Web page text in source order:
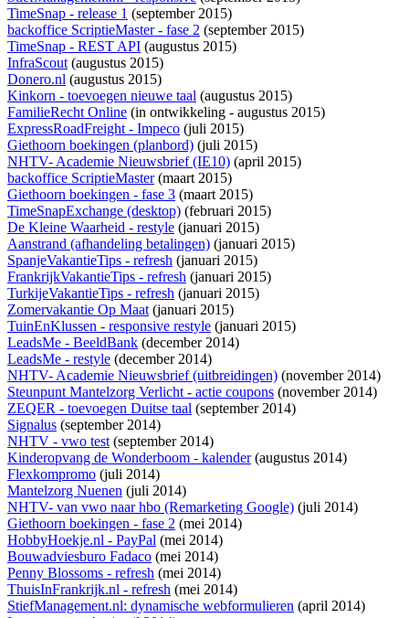
TimeSnap - release 1 (september 2015)
backoffice ScriptieMaster - fase 2 (september 2015)
TimeSnap - REST API (augustus 2015)
InfraScout(augustus 2015)
Donero.nl (augustus 2015)
Kinkorn - toevoegen nieuwe taal (augustus 2015)
FamilieRecht Online (in ontwikkeling - augustus 2015)
ExpressRoadFreight - Impeco (juli 2015)
Giethoorn boekingen (planbord) (juli 2015)
NHTV- Academie Nieuwsbrief (IE10) (april 2015)
backoffice ScriptieMaster(maart 2015)
Giethoorn boekingen - fase 3 (maart 2015)
TimeSnapExchange (desktop) (februari 2015)
De Kleine Waarheid - restyle (januari 2015)
Aanstrand (afhandeling betalingen) (januari 2015)
SpanjeVakantieTips - refresh (januari 2015)
FrankrijkVakantieTips - refresh (januari 2015)
TurkijeVakantieTips - refresh (januari 2015)
Zomervakantie Op Maat(januari 2015)
TuinEnKlussen - responsive restyle (januari 2015)
LeadsMe - BeeldBank (december 2014)
LeadsMe - restyle (december 2014)
NHTV- Academie Nieuwsbrief (uitbreidingen) (november 2014)
Steunpunt Mantelzorg Verlicht - actie coupons (november 2014)
ZEQER - toevoegen Duitse taal (september 2014)
Signalus (september 2014)
NHTV - vwo test(september 2014)
Kinderopvang de Wonderboom - kalender(augustus 2014)
Flexkompromo (juli 2014)
Mantelzorg Nuenen (juli 2014)
NHTV- van vwo naar hbo (Remarketing Google) (juli 2014)
Giethoorn boekingen - fase 2 (mei 2014)
HobbyHoekje.nl - PayPal (mei 2014)
Bouwadviesburo Fadaco (mei 2014)
Penny Blossoms - refresh (mei 2014)
ThuisInFrankrijk.nl - refresh (mei 2014)
StiefManagement.nl: dynamische webformulieren (april 2014)